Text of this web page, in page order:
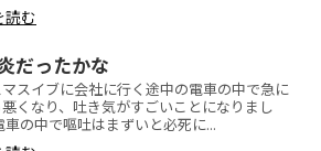
読む
だったかな
スイブに会社に行く途中の電車の中で急に
くなり、吐き気がすごいことになりまし
車の中で嘔吐はまずいと必死に...